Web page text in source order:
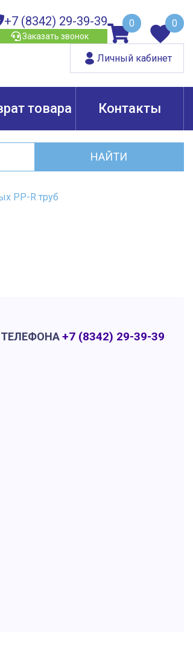
+7 (8342) 29-39-39
Заказать звонок
0 0
Личный кабинет
товара Контакты
НАЙТИ
PP-R труб
ТЕЛЕФОНА+7 (8342) 29-39-39